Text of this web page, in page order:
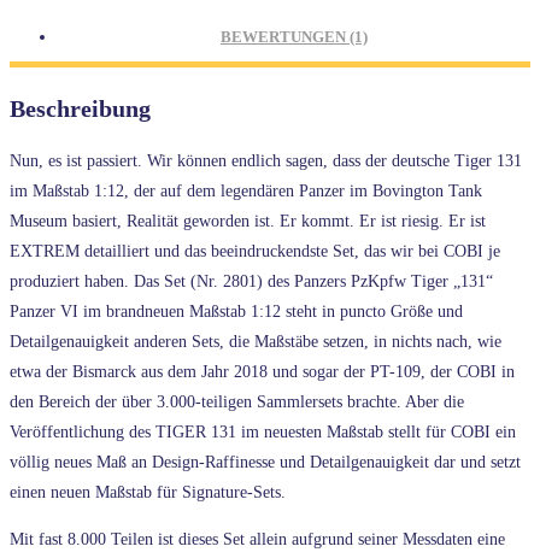
BEWERTUNGEN (1)
Beschreibung
Nun, es ist passiert. Wir können endlich sagen, dass der deutsche Tiger 131
im Maßstab 1:12, der auf dem legendären Panzer im Bovington Tank
Museum basiert, Realität geworden ist. Er kommt. Er ist riesig. Er ist
EXTREM detailliert und das beeindruckendste Set, das wir bei COBI je
produziert haben. Das Set (Nr. 2801) des Panzers PzKpfw Tiger „131“
Panzer VI im brandneuen Maßstab 1:12 steht in puncto Größe und
Detailgenauigkeit anderen Sets, die Maßstäbe setzen, in nichts nach, wie
etwa der Bismarck aus dem Jahr 2018 und sogar der PT-109, der COBI in
den Bereich der über 3.000-teiligen Sammlersets brachte. Aber die
Veröffentlichung des TIGER 131 im neuesten Maßstab stellt für COBI ein
völlig neues Maß an Design-Raffinesse und Detailgenauigkeit dar und setzt
einen neuen Maßstab für Signature-Sets.
Mit fast 8.000 Teilen ist dieses Set allein aufgrund seiner Messdaten eine